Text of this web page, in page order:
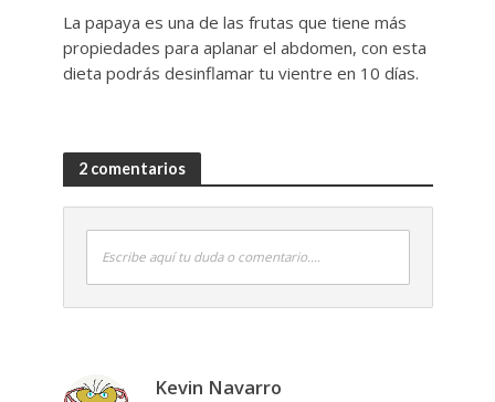
La papaya es una de las frutas que tiene más
propiedades para aplanar el abdomen, con esta
dieta podrás desinflamar tu vientre en 10 días.
2 comentarios
Escribe aquí tu duda o comentario....
Kevin Navarro